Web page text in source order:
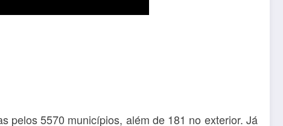
pelos 5570 municípios, além de 181 no exterior. Já